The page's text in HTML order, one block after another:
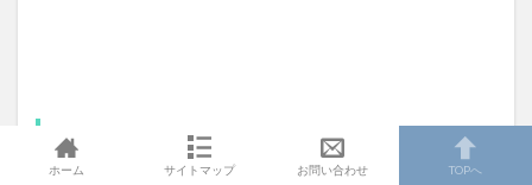
迷ったらハローストレージ 梅
ホーム サイトマップ お問い合わせ TOPへ